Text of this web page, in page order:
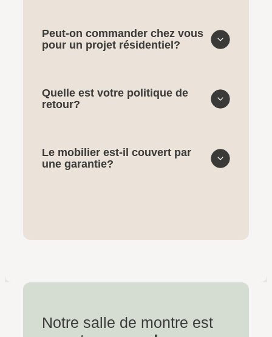
Peut-on commander chez vous
pour un projet résidentiel?
Quelle est votre politique de
retour?
Le mobilier est-il couvert par
une garantie?
Notre salle de montre est